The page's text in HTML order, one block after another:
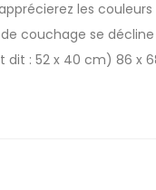
les
couchage se
dit : 52 x 40 cm) 86 x